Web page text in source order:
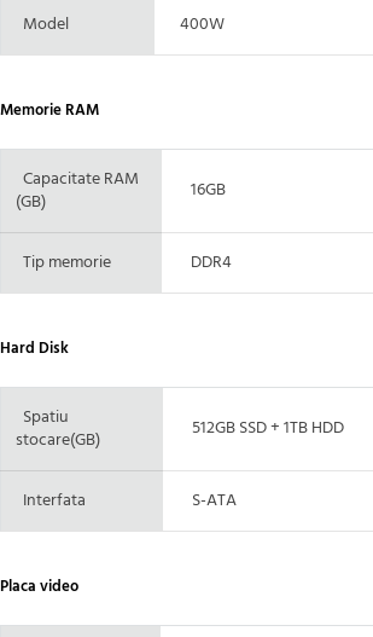
Model 400W
Memorie RAM
Capacitate RAM
(GB)
16GB
Tip memorie DDR4
Hard Disk
Spatiu
stocare(GB)
512GB SSD + 1TB HDD
Interfata S-ATA
Placa video